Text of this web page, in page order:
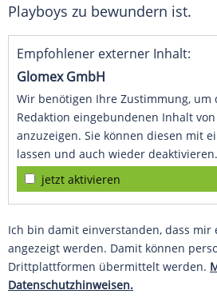
Playboys zu bewundern ist.
Empfohlener externer Inhalt:
Glomex GmbH
Wir benötigen Ihre Zustimmung, um
Redaktion eingebundenen Inhalt von
anzuzeigen. Sie können diesen mit
lassen und auch wieder deaktivieren.
jetzt aktivieren
Ich bin damit einverstanden, dass mir
angezeigt werden. Damit können
Drittplattformen übermittelt werden.
Datenschutzhinweisen.